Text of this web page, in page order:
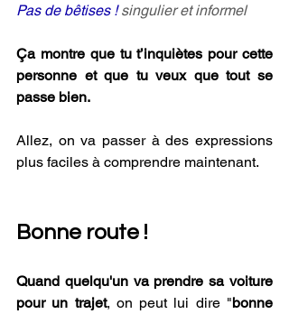
Pas de bêtises ! singulier et informel
Ça montre que tu t’inquiètes pour cette
personne et que tu veux que tout se
passe bien.
Allez, on va passer à des expressions
plus faciles à comprendre maintenant.
Bonne route !
Quand quelqu'un va prendre sa voiture
pour un trajet, on peut lui dire "bonne